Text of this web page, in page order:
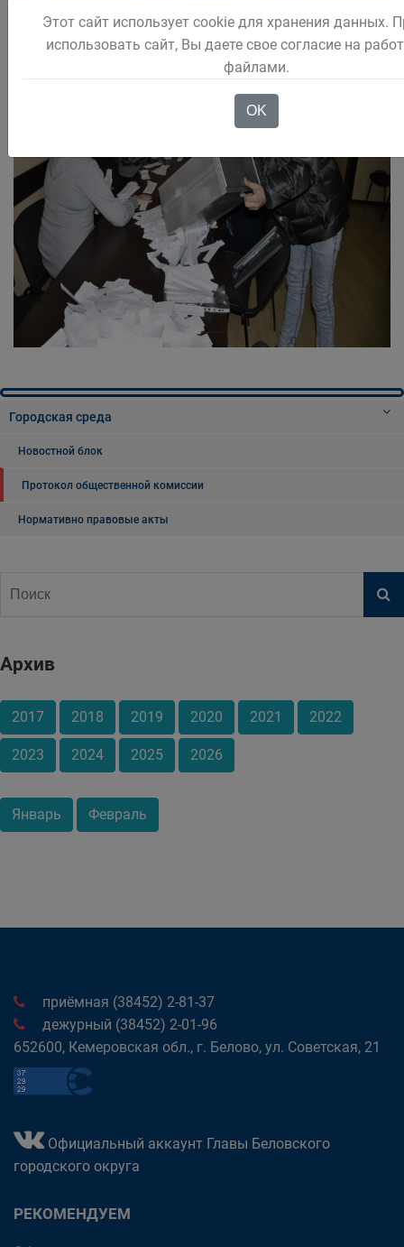
Городская среда
Новостной блок
Протокол общественной комиссии
Нормативно правовые акты
Архив
2017 2018 2019 2020 2021 2022
2023 2024 2025 2026
Январь Февраль
приёмная (38452) 2-81-37
дежурный (38452) 2-01-96
652600, Кемеровская обл., г. Белово, ул. Советская, 21
Официальный аккаунт Главы Беловского
городского округа
РЕКОМЕНДУЕМ
Этот сайт использует cookie для хранения данных.
использовать сайт, Вы даете свое согласие на
файлами.
OK